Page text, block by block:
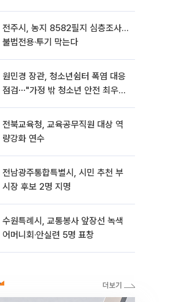
전주시, 농지 8582필지 심층조사…
불법전용·투기 막는다
원민경 장관, 청소년쉼터 폭염 대응
점검⋯"가정 밖 청소년 안전 최우
전북교육청, 교육공무직원 대상 역
량강화 연수
전남광주통합특별시, 시민 추천 부
시장 후보 2명 지명
수원특례시, 교통봉사 앞장선 녹색
어머니회·안실련 5명 표창